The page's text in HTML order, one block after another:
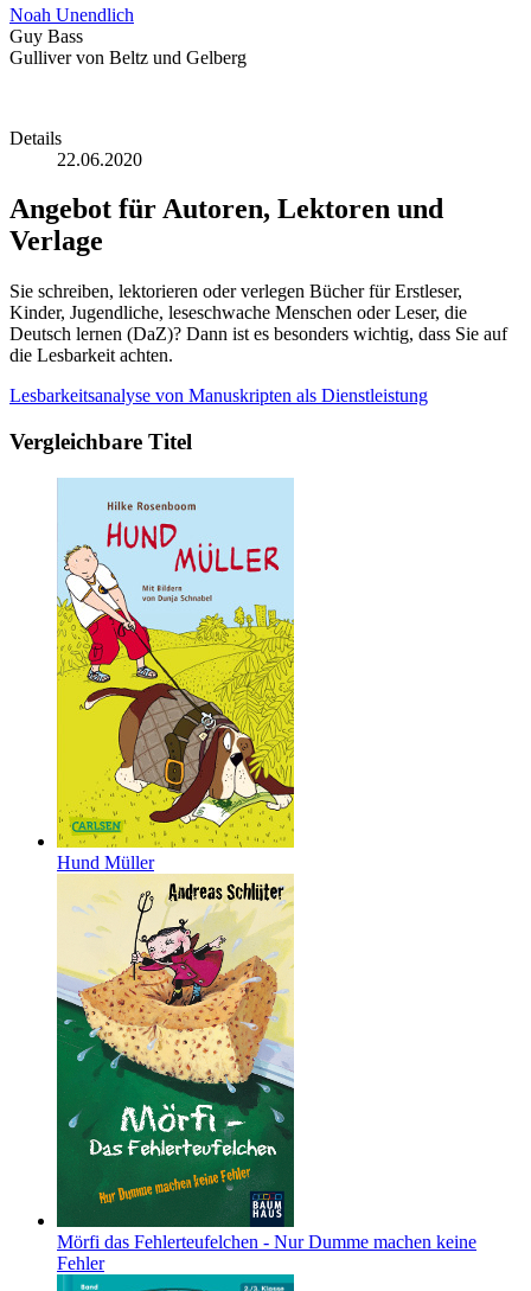
Noah Unendlich
Guy Bass
Gulliver von Beltz und Gelberg
Details
22.06.2020
Angebot für Autoren, Lektoren und
Verlage
Sie schreiben, lektorieren oder verlegen Bücher für Erstleser,
Kinder, Jugendliche, leseschwache Menschen oder Leser, die
Deutsch lernen (DaZ)? Dann ist es besonders wichtig, dass Sie auf
die Lesbarkeit achten.
Lesbarkeitsanalyse von Manuskripten als Dienstleistung
Vergleichbare Titel
Hund Müller
Mörfi das Fehlerteufelchen - Nur Dumme machen keine
Fehler